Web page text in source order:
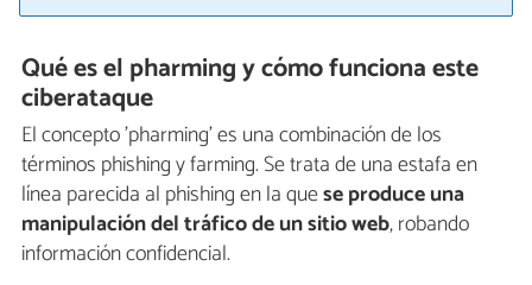
Qué es el pharming y cómo funciona este
ciberataque
El concepto 'pharming' es una combinación de los
términos phishing y farming. Se trata de una estafa en
línea parecida al phishing en la quese produce una
manipulación del tráfico de un sitio web, robando
información confidencial.